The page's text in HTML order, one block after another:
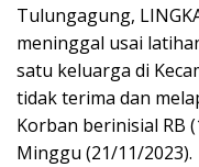
Tulungagung,
meninggal usai
satu keluarga di
tidak terima dan
Korban berinisial RB
Minggu (21/11/2023).